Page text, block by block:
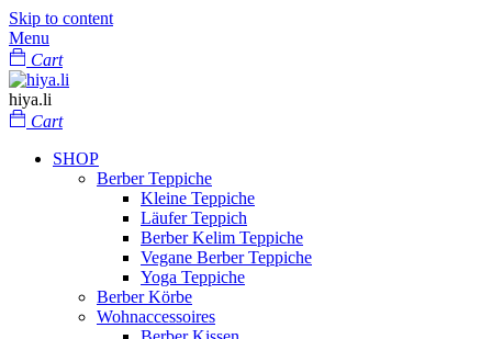
Skip to content
Menu
Cart
hiya.li
Cart
SHOP
Berber Teppiche
Kleine Teppiche
Läufer Teppich
Berber Kelim Teppiche
Vegane Berber Teppiche
Yoga Teppiche
Berber Körbe
Wohnaccessoires